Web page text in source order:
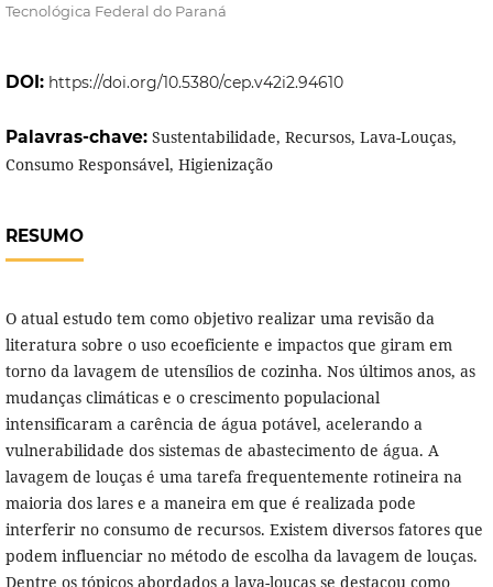
Tecnológica Federal do Paraná
DOI: https://doi.org/10.5380/cep.v42i2.94610
Palavras-chave: Sustentabilidade, Recursos, Lava-Louças,
Consumo Responsável, Higienização
RESUMO
O atual estudo tem como objetivo realizar uma revisão da
literatura sobre o uso ecoeficiente e impactos que giram em
torno da lavagem de utensílios de cozinha. Nos últimos anos, as
mudanças climáticas e o crescimento populacional
intensificaram a carência de água potável, acelerando a
vulnerabilidade dos sistemas de abastecimento de água. A
lavagem de louças é uma tarefa frequentemente rotineira na
maioria dos lares e a maneira em que é realizada pode
interferir no consumo de recursos. Existem diversos fatores que
podem influenciar no método de escolha da lavagem de louças.
Dentre os tópicos abordados a lava-louças se destacou como